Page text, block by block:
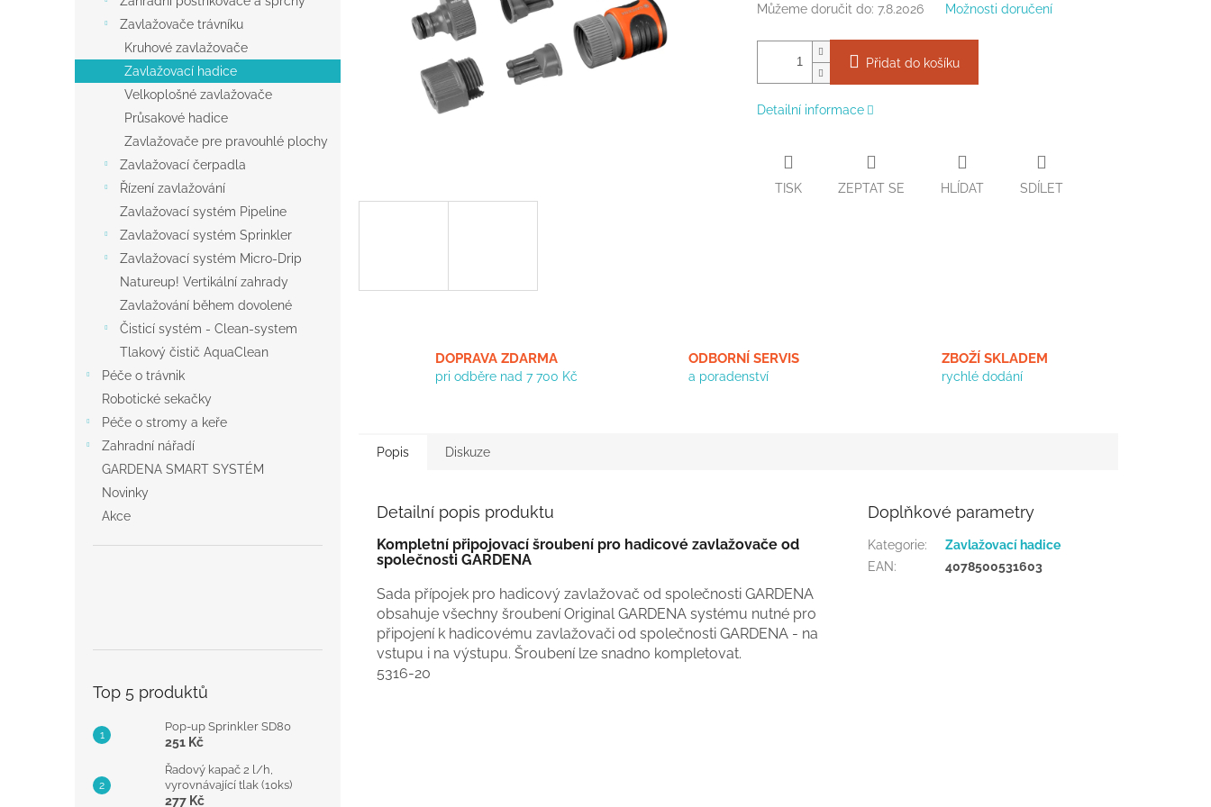
e
l
Zavlažovače trávníku
Kruhové zavlažovače
Zavlažovací hadice
Velkoplošné zavlažovače
Průsakové hadice
Zavlažovače pre pravouhlé plochy
Zavlažovací čerpadla
Řízení zavlažování
Zavlažovací systém Pipeline
Zavlažovací systém Sprinkler
Zavlažovací systém Micro-Drip
Natureup! Vertikální zahrady
Zavlažování během dovolené
Čisticí systém - Clean-system
Tlakový čistič AquaClean
Péče o trávnik
Robotické sekačky
Péče o stromy a keře
Zahradní nářadí
GARDENA SMART SYSTÉM
Novinky
Akce
Top 5 produktů
Pop-up Sprinkler SD80
251 Kč
Řadový kapač 2 l/h,
vyrovnávající tlak (10ks)
277 Kč
Můžeme doručit do: 7.8.2026 Možnosti doručení
Přidat do košíku
Detailní informace
TISK ZEPTAT SE HLÍDAT SDÍLET
DOPRAVA ZDARMA
pri odběre nad 7 700 Kč
ODBORNÍ SERVIS
a poradenství
ZBOŽÍ SKLADEM
rychlé dodání
Popis Diskuze
Detailní popis produktu
Kompletní připojovací šroubení pro hadicové zavlažovače od
společnosti GARDENA
Sada přípojek pro hadicový zavlažovač od společnosti GARDENA
obsahuje všechny šroubení Original GARDENA systému nutné pro
připojení k hadicovému zavlažovači od společnosti GARDENA - na
vstupu i na výstupu. Šroubení lze snadno kompletovat.
5316-20
Doplňkové parametry
Kategorie:
Zavlažovací hadice
EAN: 4078500531603